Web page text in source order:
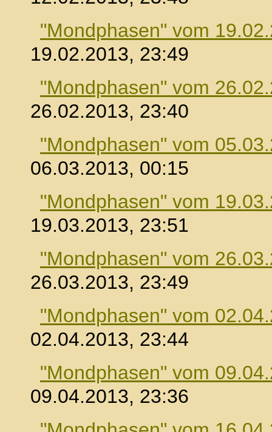
"Mondphasen" vom
19.02.2013, 23:49
"Mondphasen" vom
26.02.2013, 23:40
"Mondphasen" vom
06.03.2013, 00:15
"Mondphasen" vom
19.03.2013, 23:51
"Mondphasen" vom
26.03.2013, 23:49
"Mondphasen" vom
02.04.2013, 23:44
"Mondphasen" vom
09.04.2013, 23:36